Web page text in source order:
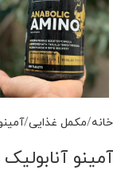
خانه مکمل غذایی
آمینو